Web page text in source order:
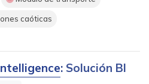
caóticas
: Solución BI